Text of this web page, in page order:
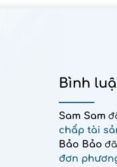
Bình
Sam Sam
chấp tài
Bảo Bảo
đơn